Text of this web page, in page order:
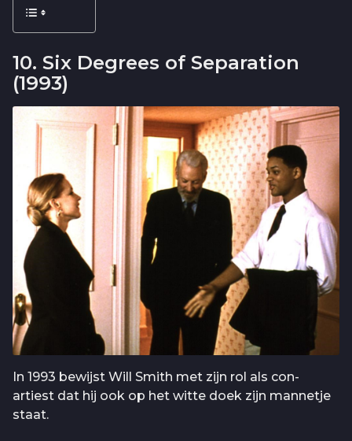
10. Six Degrees of Separation
(1993)
In 1993 bewijst Will Smith met zijn rol als con-
artiest dat hij ook op het witte doek zijn mannetje
staat.